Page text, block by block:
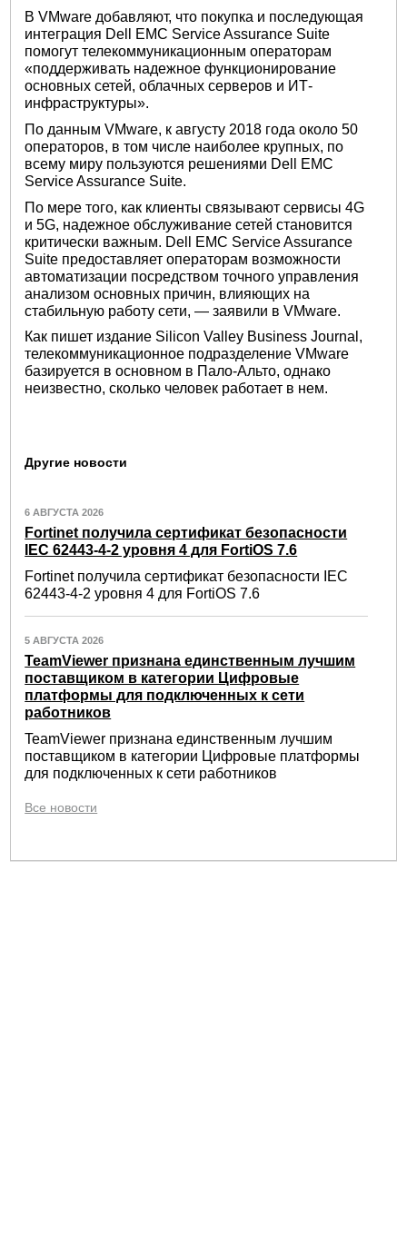
В VMware добавляют, что покупка и последующая
интеграция Dell EMC Service Assurance Suite
помогут телекоммуникационным операторам
«поддерживать надежное функционирование
основных сетей, облачных серверов и ИТ-
инфраструктуры».
По данным VMware, к августу 2018 года около 50
операторов, в том числе наиболее крупных, по
всему миру пользуются решениями Dell EMC
Service Assurance Suite.
По мере того, как клиенты связывают сервисы 4G
и 5G, надежное обслуживание сетей становится
критически важным. Dell EMC Service Assurance
Suite предоставляет операторам возможности
автоматизации посредством точного управления
анализом основных причин, влияющих на
стабильную работу сети, — заявили в VMware.
Как пишет издание Silicon Valley Business Journal,
телекоммуникационное подразделение VMware
базируется в основном в Пало-Альто, однако
неизвестно, сколько человек работает в нем.
Другие новости
6 АВГУСТА 2026
Fortinet получила сертификат безопасности
IEC 62443-4-2 уровня 4 для FortiOS 7.6
Fortinet получила сертификат безопасности IEC
62443-4-2 уровня 4 для FortiOS 7.6
5 АВГУСТА 2026
TeamViewer признана единственным лучшим
поставщиком в категории Цифровые
платформы для подключенных к сети
работников
TeamViewer признана единственным лучшим
поставщиком в категории Цифровые платформы
для подключенных к сети работников
Все новости